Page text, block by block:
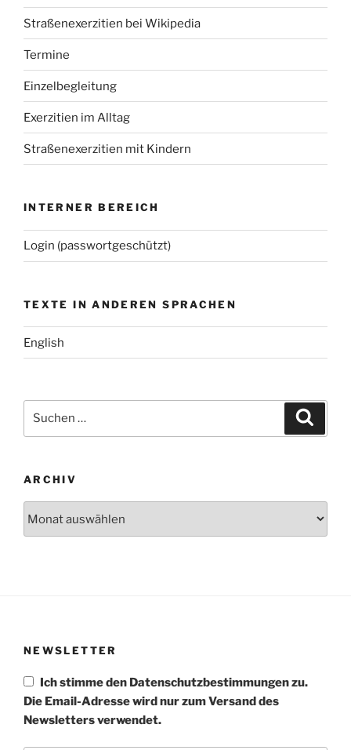
Straßenexerzitien bei Wikipedia
Termine
Einzelbegleitung
Exerzitien im Alltag
Straßenexerzitien mit Kindern
INTERNER BEREICH
Login (passwortgeschützt)
TEXTE IN ANDEREN SPRACHEN
English
nach:
ARCHIV
NEWSLETTER
Ich stimme den Datenschutzbestimmungen zu.
Die Email-Adresse wird nur zum Versand des
Newsletters verwendet.